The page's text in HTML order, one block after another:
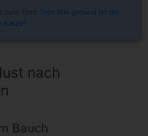
zum Test: Test Wie gesund ist die
Katze?
nach
Bauch